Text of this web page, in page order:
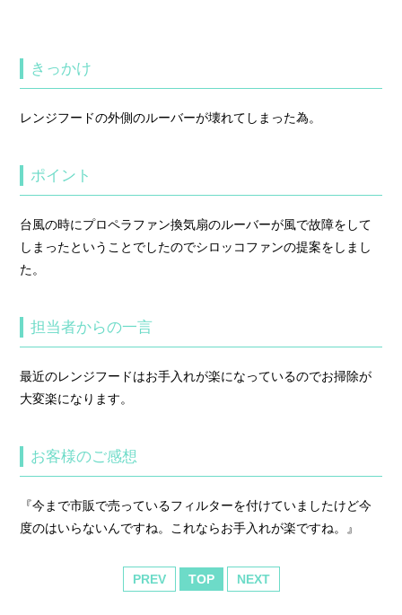
きっかけ
レンジフードの外側のルーバーが壊れてしまった為。
ポイント
台風の時にプロペラファン換気扇のルーバーが風で故障をして
しまったということでしたのでシロッコファンの提案をしまし
た。
担当者からの一言
最近のレンジフードはお手入れが楽になっているのでお掃除が
大変楽になります。
お客様のご感想
『今まで市販で売っているフィルターを付けていましたけど今
度のはいらないんですね。これならお手入れが楽ですね。』
PREV TOP NEXT